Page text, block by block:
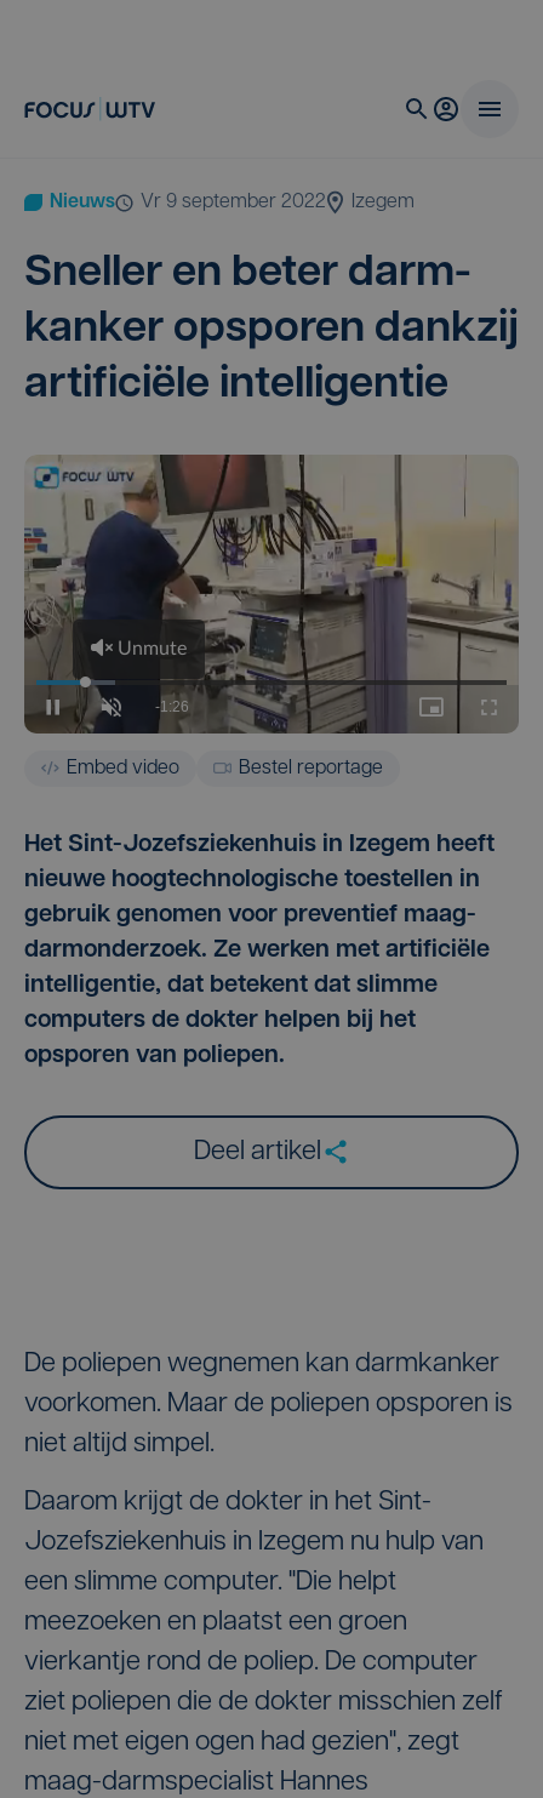
Nieuws vr 9 september 2022 Izegem
Snel­ler en beter darm­
kan­ker opspo­ren dank­zij
arti­fi­ci­ë­le intelligentie
Embed video Bestel reportage
Het Sint-Jozefsziekenhuis in Izegem heeft
nieuwe hoogtechnologische toestellen in
gebruik genomen voor preventief maag-
darmonderzoek. Ze werken met artificiële
intelligentie, dat betekent dat slimme
computers de dokter helpen bij het
opsporen van poliepen.
Deel artikel
De poliepen wegnemen kan darmkanker
voorkomen. Maar de poliepen opsporen is
niet altijd simpel.
Daarom krijgt de dokter in het Sint-
Jozefsziekenhuis in Izegem nu hulp van
een slimme computer. "Die helpt
meezoeken en plaatst een groen
vierkantje rond de poliep. De computer
ziet poliepen die de dokter misschien zelf
niet met eigen ogen had gezien", zegt
maag-darmspecialist Hannes